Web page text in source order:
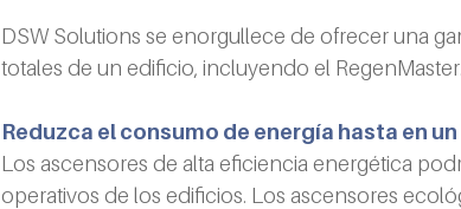
DSW Solutions se enorgullece de ofrecer una
totales de un edificio, incluyendo el RegenMaster.
Reduzca el consumo de energía hasta en un
Los ascensores de alta eficiencia energética
operativos de los edificios. Los ascensores